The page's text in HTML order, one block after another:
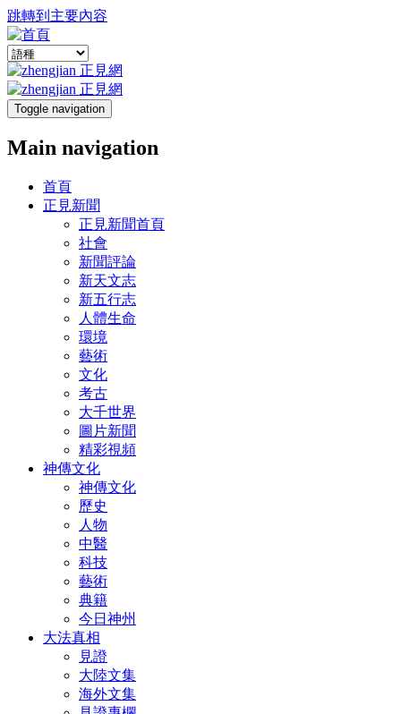
跳轉到主要內容
Toggle navigation
Main navigation
首頁
正見新聞
正見新聞首頁
社會
新聞評論
新天文志
新五行志
人體生命
環境
藝術
文化
考古
大千世界
圖片新聞
精彩視頻
神傳文化
神傳文化
歷史
人物
中醫
科技
藝術
典籍
今日神州
大法真相
見證
大陸文集
海外文集